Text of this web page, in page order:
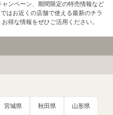
ャンペーン、期間限定の特売情報など
はお近くの店舗で使える最新のチラ
得な情報をぜひご活用ください。
宮城県 秋田県 山形県